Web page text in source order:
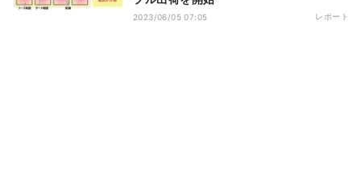
2023/06/05 07:05 レポート